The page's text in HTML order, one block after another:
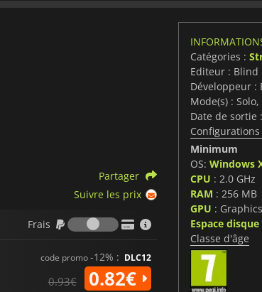
Partager
Suivre les prix
Frais
Frais
code promo-12% : DLC12
0.93€ 0.82€
Catégories :
Editeur : Blind
Développeur :
Mode(s) :
Date de sortie
Configurations
Minimum
OS: Windows
CPU : 2.0 GHz
RAM : 256 MB
GPU :
Espace disque
Classe d'âge